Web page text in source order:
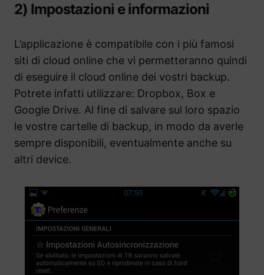
2) Impostazioni e informazioni
L’applicazione è compatibile con i più famosi
siti di cloud online che vi permetteranno quindi
di eseguire il cloud online dei vostri backup.
Potrete infatti utilizzare: Dropbox, Box e
Google Drive. Al fine di salvare sul loro spazio
le vostre cartelle di backup, in modo da averle
sempre disponibili, eventualmente anche su
altri device.